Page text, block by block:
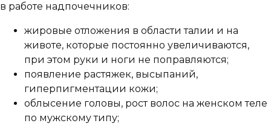
в работе надпочечников:
жировые отложения в области талии и на
животе, которые постоянно увеличиваются,
при этом руки и ноги не поправляются;
появление растяжек, высыпаний,
гиперпигментации кожи;
облысение головы, рост волос на женском теле
по мужскому типу;